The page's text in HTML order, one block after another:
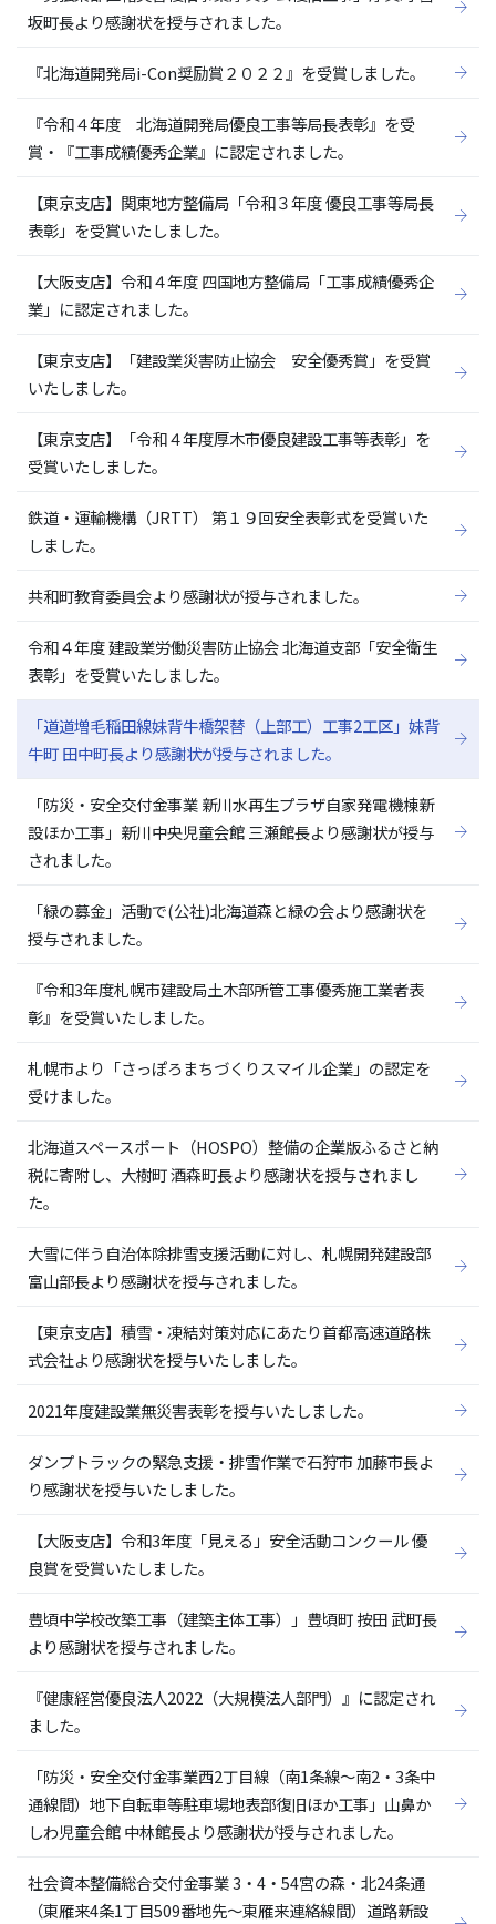
坂町長より感謝状を授与されました。
『北海道開発局i-Con奨励賞２０２２』を受賞しました。
『令和４年度 北海道開発局優良工事等局長表彰』を受
賞・『工事成績優秀企業』に認定されました。
【東京支店】関東地方整備局「令和３年度 優良工事等局長
表彰」を受賞いたしました。
【大阪支店】令和４年度 四国地方整備局「工事成績優秀企
業」に認定されました。
【東京支店】「建設業災害防止協会 安全優秀賞」を受賞
いたしました。
【東京支店】「令和４年度厚木市優良建設工事等表彰」を
受賞いたしました。
鉄道・運輸機構（JRTT） 第１９回安全表彰式を受賞いた
しました。
共和町教育委員会より感謝状が授与されました。
令和４年度 建設業労働災害防止協会 北海道支部「安全衛生
表彰」を受賞いたしました。
「道道増毛稲田線妹背牛橋架替（上部工）工事2工区」妹背
牛町 田中町長より感謝状が授与されました。
「防災・安全交付金事業 新川水再生プラザ自家発電機棟新
設ほか工事」新川中央児童会館 三瀬館長より感謝状が授与
されました。
「緑の募金」活動で(公社)北海道森と緑の会より感謝状を
授与されました。
『令和3年度札幌市建設局土木部所管工事優秀施工業者表
彰』を受賞いたしました。
札幌市より「さっぽろまちづくりスマイル企業」の認定を
受けました。
北海道スペースポート（HOSPO）整備の企業版ふるさと納
税に寄附し、大樹町 酒森町長より感謝状を授与されまし
た。
大雪に伴う自治体除排雪支援活動に対し、札幌開発建設部
富山部長より感謝状を授与されました。
【東京支店】積雪・凍結対策対応にあたり首都高速道路株
式会社より感謝状を授与いたしました。
2021年度建設業無災害表彰を授与いたしました。
ダンプトラックの緊急支援・排雪作業で石狩市 加藤市長よ
り感謝状を授与いたしました。
【大阪支店】令和3年度「見える」安全活動コンクール 優
良賞を受賞いたしました。
豊頃中学校改築工事（建築主体工事）」豊頃町 按田 武町長
より感謝状を授与されました。
『健康経営優良法人2022（大規模法人部門）』に認定され
ました。
「防災・安全交付金事業西2丁目線（南1条線～南2・3条中
通線間）地下自転車等駐車場地表部復旧ほか工事」山鼻か
しわ児童会館 中林館長より感謝状が授与されました。
社会資本整備総合交付金事業 3・4・54宮の森・北24条通
（東雁来4条1丁目509番地先～東雁来連絡線間）道路新設